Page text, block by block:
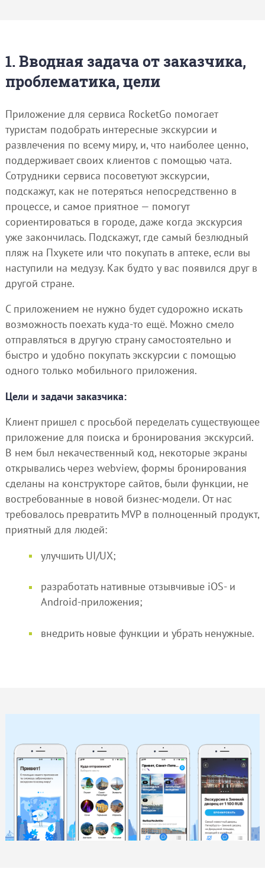
1. Вводная задача от заказчика,
проблематика, цели
Приложение для сервиса RocketGo помогает
туристам подобрать интересные экскурсии и
развлечения по всему миру, и, что наиболее ценно,
поддерживает своих клиентов с помощью чата.
Сотрудники сервиса посоветуют экскурсии,
подскажут, как не потеряться непосредственно в
процессе, и самое приятное — помогут
сориентироваться в городе, даже когда экскурсия
уже закончилась. Подскажут, где самый безлюдный
пляж на Пхукете или что покупать в аптеке, если вы
наступили на медузу. Как будто у вас появился друг в
другой стране.
С приложением не нужно будет судорожно искать
возможность поехать куда-то ещё. Можно смело
отправляться в другую страну самостоятельно и
быстро и удобно покупать экскурсии с помощью
одного только мобильного приложения.
Цели и задачи заказчика:
Клиент пришел с просьбой переделать существующее
приложение для поиска и бронирования экскурсий.
В нем был некачественный код, некоторые экраны
открывались через webview, формы бронирования
сделаны на конструкторе сайтов, были функции, не
востребованные в новой бизнес-модели. От нас
требовалось превратить MVP в полноценный продукт,
приятный для людей:
улучшить UI/UX;
разработать нативные отзывчивые iOS- и
Android-приложения;
внедрить новые функции и убрать ненужные.